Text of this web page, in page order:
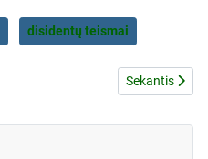
disidentų teismai
Kitas
Sekantis